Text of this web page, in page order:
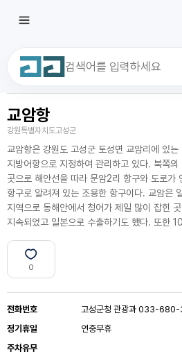
최근 검색어
교암항
강원특별자치도고성군
교암항은 강원도 고성군 토성면 교암리에 있
지방어항으로 지정하여 관리하고 있다. 북쪽
곳으로 해안선을 따라 문암2리 항구와 도로가
항구로 알려져 있는 조용한 항구이다. 교암은
지역으로 동해안에서 청어가 제일 많이 잡힌
지속되었고 일본으로 수출하기도 했다. 또한
0
전화번호
고성군청 관광과 033-
정기휴일
연중무휴
주차유무